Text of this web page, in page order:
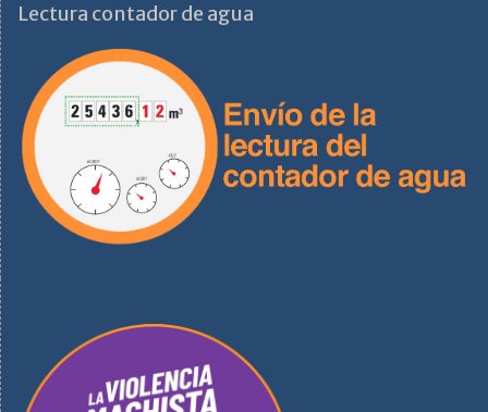
Lectura contador de agua